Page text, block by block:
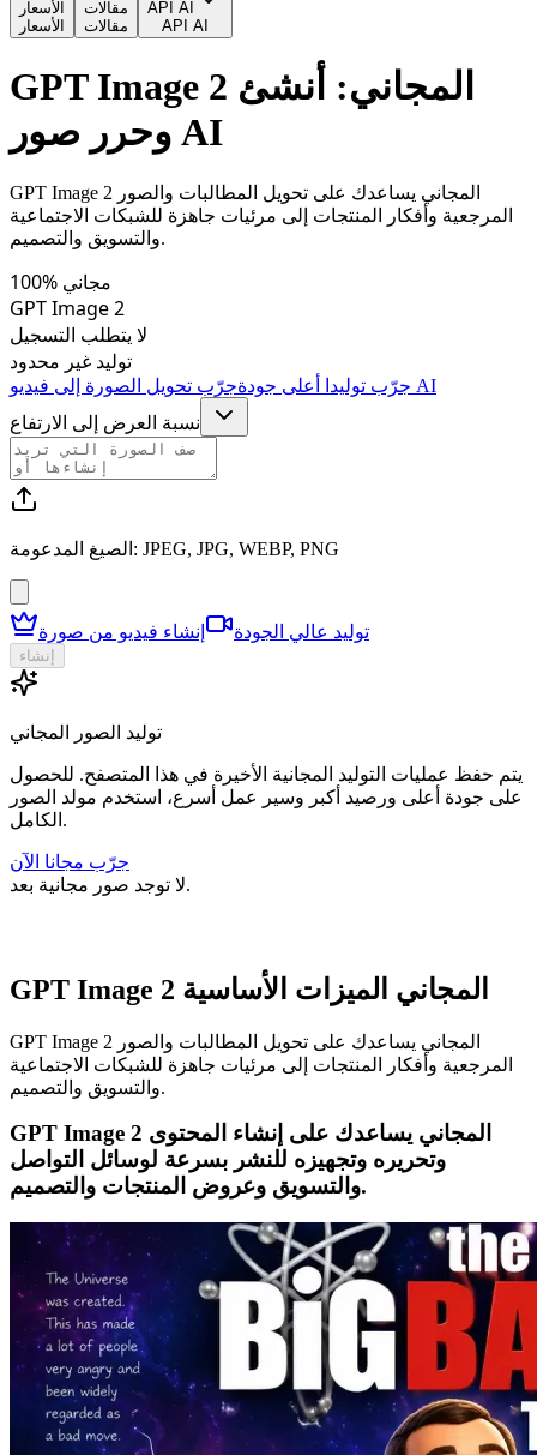
الأسعار
الأسعار
مقالات
مقالات
API AI
API AI
GPT Image 2 المجاني: أنشئ
وحرر صور AI
GPT Image 2 المجاني يساعدك على تحويل المطالبات والصور
المرجعية وأفكار المنتجات إلى مرئيات جاهزة للشبكات الاجتماعية
والتسويق والتصميم.
100% مجاني
GPT Image 2
لا يتطلب التسجيل
توليد غير محدود
جرّب توليدا أعلى جودة جرّب تحويل الصورة إلى فيديو AI
نسبة العرض إلى الارتفاع
الصيغ المدعومة: JPEG, JPG, WEBP, PNG
توليد عالي الجودة إنشاء فيديو من صورة
إنشاء
توليد الصور المجاني
يتم حفظ عمليات التوليد المجانية الأخيرة في هذا المتصفح. للحصول
على جودة أعلى ورصيد أكبر وسير عمل أسرع، استخدم مولد الصور
الكامل.
جرّب مجانا الآن
لا توجد صور مجانية بعد.
GPT Image 2 المجاني الميزات الأساسية
GPT Image 2 المجاني يساعدك على تحويل المطالبات والصور
المرجعية وأفكار المنتجات إلى مرئيات جاهزة للشبكات الاجتماعية
والتسويق والتصميم.
GPT Image 2 المجاني يساعدك على إنشاء المحتوى
وتحريره وتجهيزه للنشر بسرعة لوسائل التواصل
والتسويق وعروض المنتجات والتصميم.